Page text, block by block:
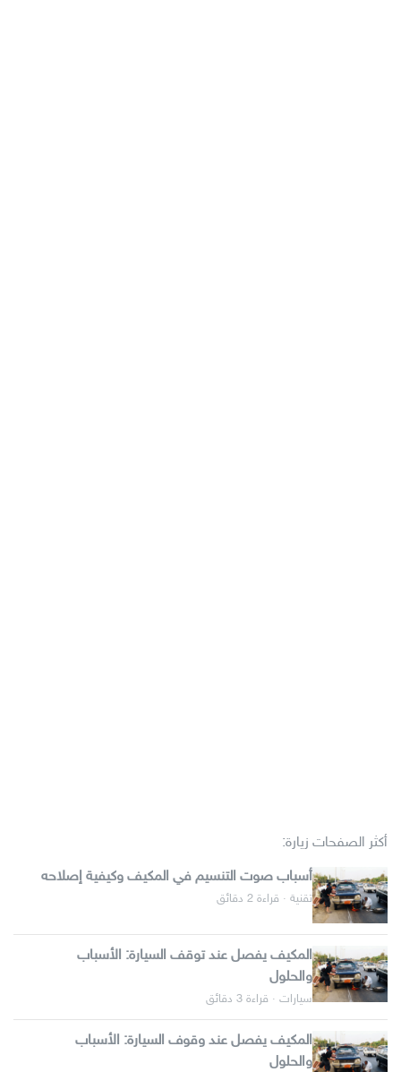
أكثر الصفحات زيارة:
أسباب صوت التنسيم في المكيف وكيفية إصلاحه
تقنية · قراءة 2 دقائق
المكيف يفصل عند توقف السيارة: الأسباب
والحلول
سيارات · قراءة 3 دقائق
المكيف يفصل عند وقوف السيارة: الأسباب
والحلول